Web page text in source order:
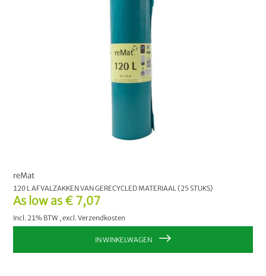
As low as € 7,07
Incl. 21% BTW ,excl.Verzendkosten
reMat
120 L AFVALZAKKEN VAN GERECYCLED MATERIAAL (25 STUKS)
IN WINKELWAGEN